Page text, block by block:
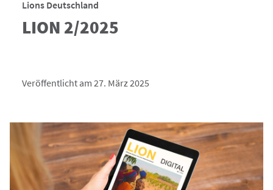
Lions Deutschland
LION 2/2025
Veröffentlicht am 27. März 2025